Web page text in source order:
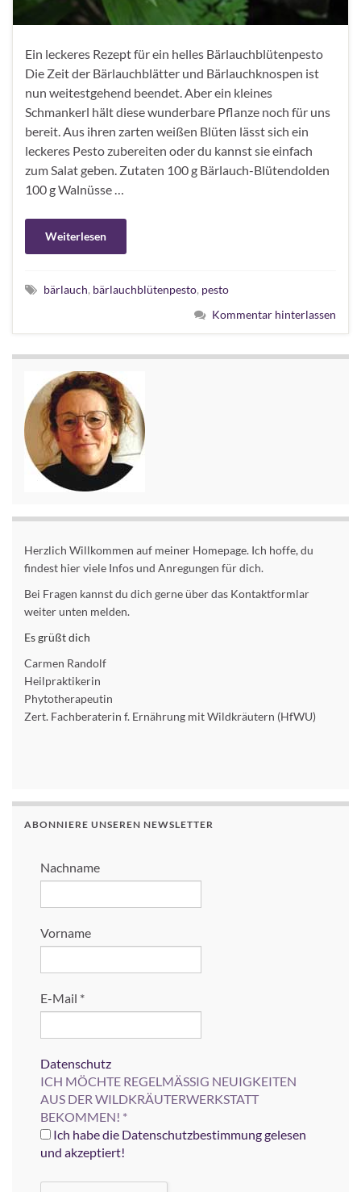
Ein leckeres Rezept für ein helles Bärlauchblütenpesto
Die Zeit der Bärlauchblätter und Bärlauchknospen ist
nun weitestgehend beendet. Aber ein kleines
Schmankerl hält diese wunderbare Pflanze noch für uns
bereit. Aus ihren zarten weißen Blüten lässt sich ein
leckeres Pesto zubereiten oder du kannst sie einfach
zum Salat geben. Zutaten 100 g Bärlauch-Blütendolden
100 g Walnüsse …
Weiterlesen
bärlauch, bärlauchblütenpesto, pesto
Kommentar hinterlassen
Herzlich Willkommen auf meiner Homepage. Ich hoffe, du
findest hier viele Infos und Anregungen für dich.
Bei Fragen kannst du dich gerne über das Kontaktformlar
weiter unten melden.
Es grüßt dich
Carmen Randolf
Heilpraktikerin
Phytotherapeutin
Zert. Fachberaterin f. Ernährung mit Wildkräutern (HfWU)
ABONNIERE UNSEREN NEWSLETTER
Nachname
Vorname
E-Mail *
Datenschutz
ICH MÖCHTE REGELMÄSSIG NEUIGKEITEN
AUS DER WILDKRÄUTERWERKSTATT
BEKOMMEN! *
Ich habe die Datenschutzbestimmung gelesen
und akzeptiert!